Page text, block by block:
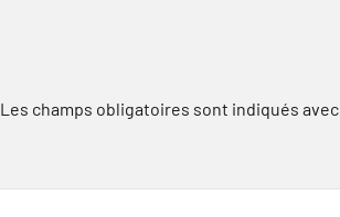
Les champs obligatoires sont indiqués avec